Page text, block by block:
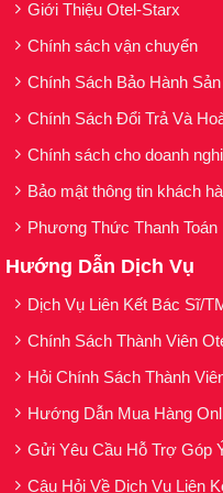
Các Tone:
Talc, Methyl
Water,
77891),
Oxides (Ci
77491),
Tocopheryl
Giới Thiệu Otel-Starx
Chính sách vận chuyển
Chính Sách Bảo Hành
Chính Sách Đổi Trả Và
Chính sách cho doanh
Bảo mật thông tin khách
Phương Thức Thanh Toán
Hướng Dẫn Dịch Vụ
Dịch Vụ Liên Kết Bác Sĩ/
Chính Sách Thành Viên
Hỏi Chính Sách Thành
Hướng Dẫn Mua Hàng
Gửi Yêu Cầu Hỗ Trợ Góp
Câu Hỏi Về Dịch Vụ Liên